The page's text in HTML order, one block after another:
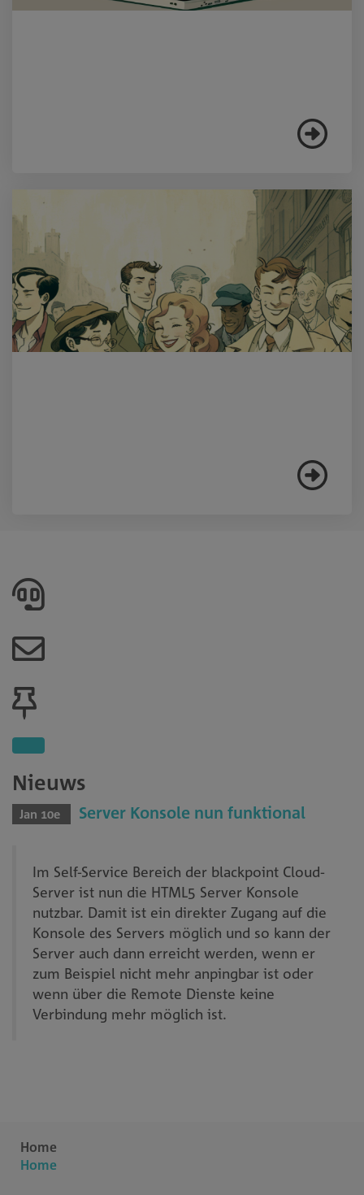
Nieuws
Jan 10e Server Konsole nun funktional
Im Self-Service Bereich der blackpoint Cloud-
Server ist nun die HTML5 Server Konsole
nutzbar. Damit ist ein direkter Zugang auf die
Konsole des Servers möglich und so kann der
Server auch dann erreicht werden, wenn er
zum Beispiel nicht mehr anpingbar ist oder
wenn über die Remote Dienste keine
Verbindung mehr möglich ist.
Home
Home